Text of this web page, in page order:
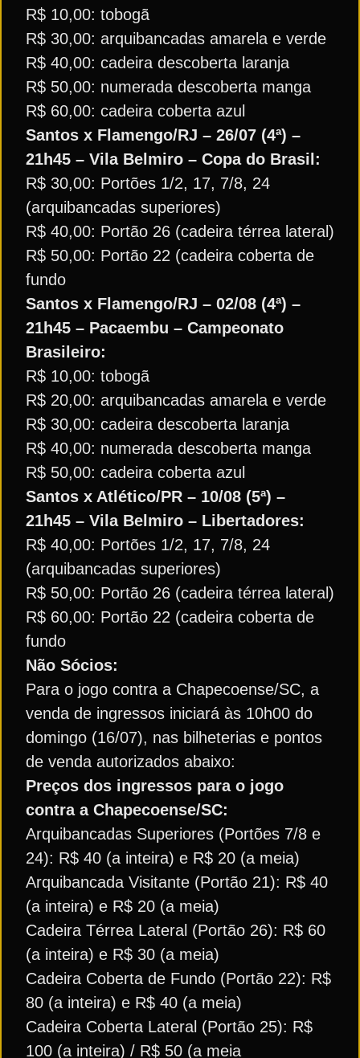
R$ 10,00: tobogã
R$ 30,00: arquibancadas amarela e verde
R$ 40,00: cadeira descoberta laranja
R$ 50,00: numerada descoberta manga
R$ 60,00: cadeira coberta azul
Santos x Flamengo/RJ – 26/07 (4ª) –
21h45 – Vila Belmiro – Copa do Brasil:
R$ 30,00: Portões 1/2, 17, 7/8, 24
(arquibancadas superiores)
R$ 40,00: Portão 26 (cadeira térrea lateral)
R$ 50,00: Portão 22 (cadeira coberta de
fundo
Santos x Flamengo/RJ – 02/08 (4ª) –
21h45 – Pacaembu – Campeonato
Brasileiro:
R$ 10,00: tobogã
R$ 20,00: arquibancadas amarela e verde
R$ 30,00: cadeira descoberta laranja
R$ 40,00: numerada descoberta manga
R$ 50,00: cadeira coberta azul
Santos x Atlético/PR – 10/08 (5ª) –
21h45 – Vila Belmiro – Libertadores:
R$ 40,00: Portões 1/2, 17, 7/8, 24
(arquibancadas superiores)
R$ 50,00: Portão 26 (cadeira térrea lateral)
R$ 60,00: Portão 22 (cadeira coberta de
fundo
Não Sócios:
Para o jogo contra a Chapecoense/SC, a
venda de ingressos iniciará às 10h00 do
domingo (16/07), nas bilheterias e pontos
de venda autorizados abaixo:
Preços dos ingressos para o jogo
contra a Chapecoense/SC:
Arquibancadas Superiores (Portões 7/8 e
24): R$ 40 (a inteira) e R$ 20 (a meia)
Arquibancada Visitante (Portão 21): R$ 40
(a inteira) e R$ 20 (a meia)
Cadeira Térrea Lateral (Portão 26): R$ 60
(a inteira) e R$ 30 (a meia)
Cadeira Coberta de Fundo (Portão 22): R$
80 (a inteira) e R$ 40 (a meia)
Cadeira Coberta Lateral (Portão 25): R$
100 (a inteira) / R$ 50 (a meia